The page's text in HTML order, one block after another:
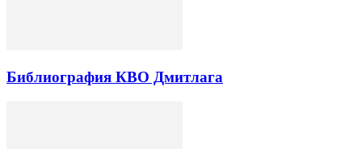
Библиография КВО Дмитлага